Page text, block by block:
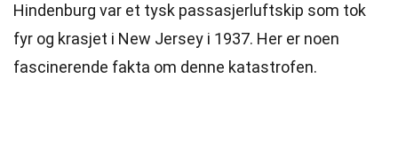
Hindenburg var et tysk passasjerluftskip som tok
fyr og krasjet i New Jersey i 1937. Her er noen
fascinerende fakta om denne katastrofen.